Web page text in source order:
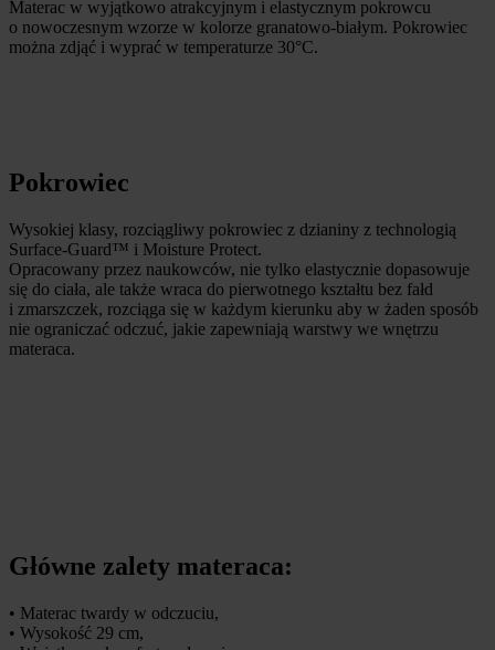
Materac w wyjątkowo atrakcyjnym i elastycznym pokrowcu
o nowoczesnym wzorze w kolorze granatowo-białym. Pokrowiec
można zdjąć i wyprać w temperaturze 30°C.
Pokrowiec
Wysokiej klasy, rozciągliwy pokrowiec z dzianiny z technologią
Surface-Guard™ i Moisture Protect.
Opracowany przez naukowców, nie tylko elastycznie dopasowuje
się do ciała, ale także wraca do pierwotnego kształtu bez fałd
i zmarszczek, rozciąga się w każdym kierunku aby w żaden sposób
nie ograniczać odczuć, jakie zapewniają warstwy we wnętrzu
materaca.
Główne zalety materaca:
• Materac twardy w odczuciu,
• Wysokość 29 cm,